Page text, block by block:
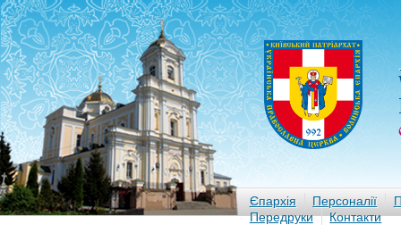
Єпархія Персоналії
Передруки
Контакти